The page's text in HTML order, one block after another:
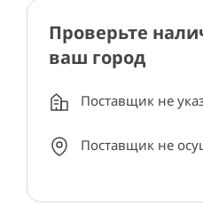
Проверьте
ваш город
Поставщик не
Поставщик не